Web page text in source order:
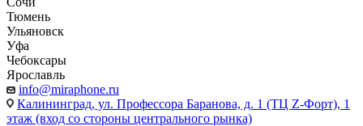
Тюмень
Ульяновск
Уфа
Чебоксары
Ярославль
info@miraphone.ru
Калининград, ул. Профессора Баранова, д. 1 (ТЦ Z-Форт), 1
этаж (вход со стороны центрального рынка)